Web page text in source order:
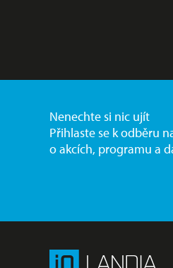
Nenechte si nic ujít
Přihlaste se k odběru
o akcích, programu a